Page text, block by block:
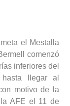
el Mestalla
comenzó
inferiores del
llegar al
motivo de la
AFE el 11 de